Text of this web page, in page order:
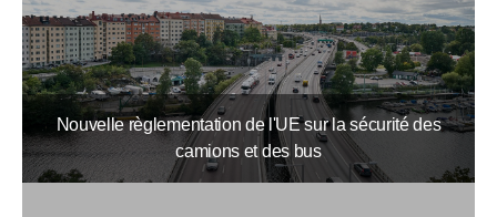
Nouvelle règlementation de l'UE sur la sécurité des
camions et des bus